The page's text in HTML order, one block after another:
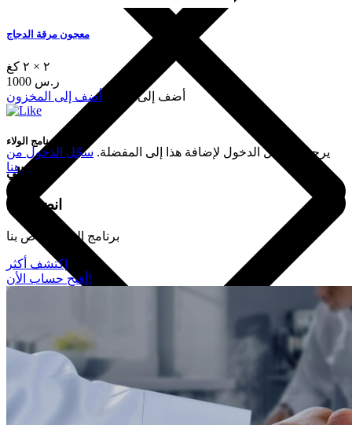
معجون مرقة الدجاج
٢ × ٢ كغ
1000 ر.س
أضف إلى السلة
أضف إلى المخزون
يرجى تسجيل الدخول لإضافة هذا إلى المفضلة. سجّل الدخول من
هنا
برنامج الولاء
انضم الي
انضم إلى
برنامج الولاء الخاص بنا
إكتشف أكثر
أفتح حساب الأن!